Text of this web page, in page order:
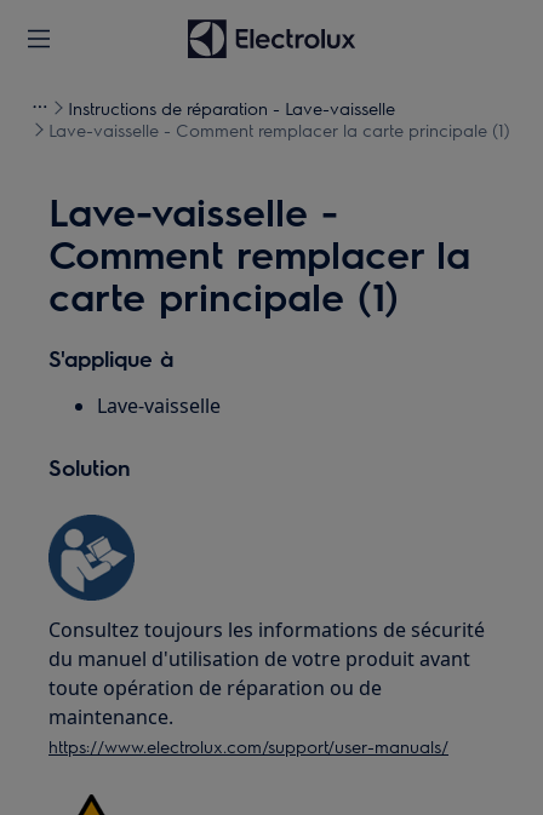
Instructions de réparation - Lave-vaisselle
Lave-vaisselle - Comment remplacer la carte principale (1)
Lave-vaisselle -
Comment remplacer la
carte principale (1)
S'applique à
Lave-vaisselle
Solution
Consultez toujours les informations de sécurité
du manuel d'utilisation de votre produit avant
toute opération de réparation ou de
maintenance.
https://www.electrolux.com/support/user-manuals/